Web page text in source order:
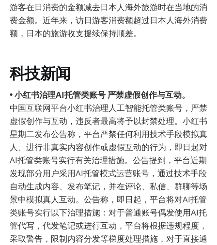
游客在日消费的金额减去日本人海外旅游时在当地的消
费金额。近年来，访日游客消费额超过日本人海外消费
额，日本的旅游收支援续保持顺差。
科技新闻
• 小红书治理AI托管类账号 严禁虚假创作与互动。
中国互联网平台小红书治理人工智能托管类账号，严禁
虚假创作与互动，违反者最高将予以封禁处理。小红书
星期二发布公告称，平台严禁任何利用技术手段模拟真
人、进行非真实内容创作或虚假互动的行为，即日起对
AI托管类账号实行有关治理措施。公告提到，平台近期
发现部分用户采用AI托管模式运营账号，通过技术手段
自动生成内容、发布笔记，并在评论、私信、群聊等场
景中模拟真人互动。公告称，即日起，平台将对AI托管
类账号实行以下治理措施：对于普通账号偶发使用AI托
管代写，代发笔记或进行互动，平台将根据违规程度，
采取警告，限制内容分发等梯度处理措施，对于直接通